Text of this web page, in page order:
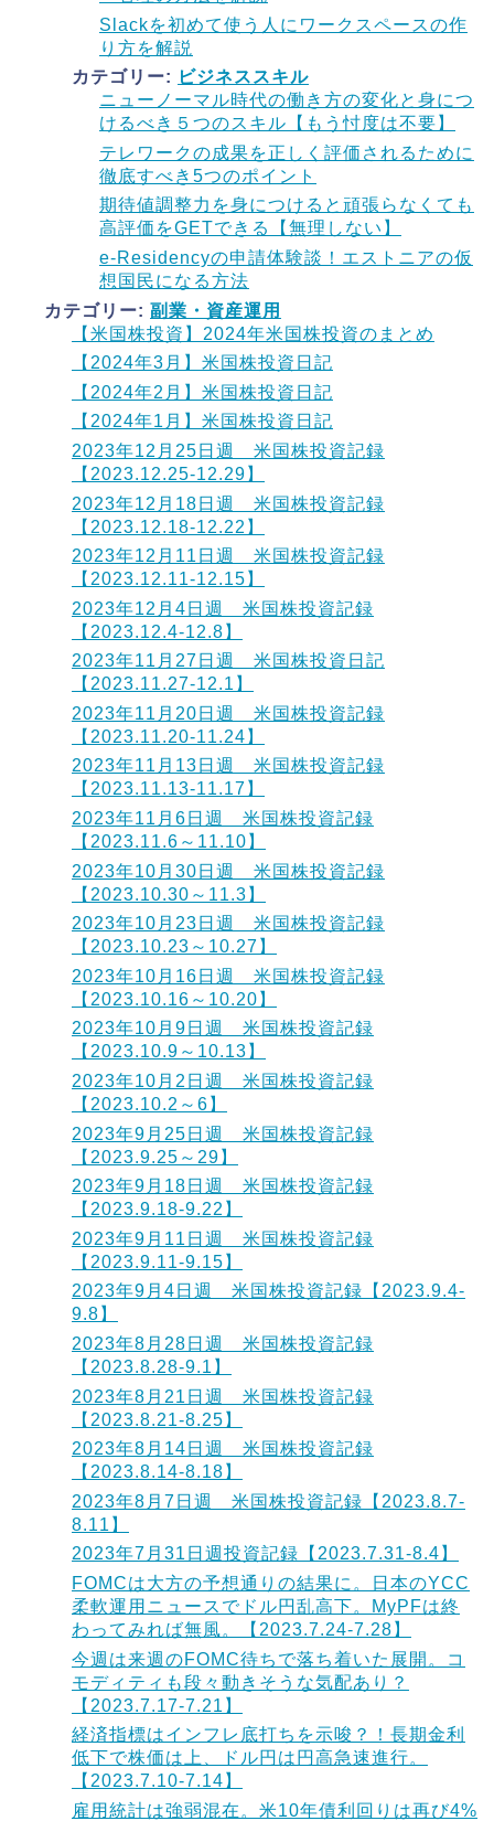
Slackを初めて使う人にワークスペースの作
り方を解説
カテゴリー: ビジネススキル
ニューノーマル時代の働き方の変化と身につ
けるべき５つのスキル【もう忖度は不要】
テレワークの成果を正しく評価されるために
徹底すべき5つのポイント
期待値調整力を身につけると頑張らなくても
高評価をGETできる【無理しない】
e-Residencyの申請体験談！エストニアの仮
想国民になる方法
カテゴリー: 副業・資産運用
【米国株投資】2024年米国株投資のまとめ
【2024年3月】米国株投資日記
【2024年2月】米国株投資日記
【2024年1月】米国株投資日記
2023年12月25日週 米国株投資記録
【2023.12.25-12.29】
2023年12月18日週 米国株投資記録
【2023.12.18-12.22】
2023年12月11日週 米国株投資記録
【2023.12.11-12.15】
2023年12月4日週 米国株投資記録
【2023.12.4-12.8】
2023年11月27日週 米国株投資日記
【2023.11.27-12.1】
2023年11月20日週 米国株投資記録
【2023.11.20-11.24】
2023年11月13日週 米国株投資記録
【2023.11.13-11.17】
2023年11月6日週 米国株投資記録
【2023.11.6～11.10】
2023年10月30日週 米国株投資記録
【2023.10.30～11.3】
2023年10月23日週 米国株投資記録
【2023.10.23～10.27】
2023年10月16日週 米国株投資記録
【2023.10.16～10.20】
2023年10月9日週 米国株投資記録
【2023.10.9～10.13】
2023年10月2日週 米国株投資記録
【2023.10.2～6】
2023年9月25日週 米国株投資記録
【2023.9.25～29】
2023年9月18日週 米国株投資記録
【2023.9.18-9.22】
2023年9月11日週 米国株投資記録
【2023.9.11-9.15】
2023年9月4日週 米国株投資記録【2023.9.4-
9.8】
2023年8月28日週 米国株投資記録
【2023.8.28-9.1】
2023年8月21日週 米国株投資記録
【2023.8.21-8.25】
2023年8月14日週 米国株投資記録
【2023.8.14-8.18】
2023年8月7日週 米国株投資記録【2023.8.7-
8.11】
2023年7月31日週投資記録【2023.7.31-8.4】
FOMCは大方の予想通りの結果に。日本のYCC
柔軟運用ニュースでドル円乱高下。MyPFは終
わってみれば無風。【2023.7.24-7.28】
今週は来週のFOMC待ちで落ち着いた展開。コ
モディティも段々動きそうな気配あり？
【2023.7.17-7.21】
経済指標はインフレ底打ちを示唆？！長期金利
低下で株価は上、ドル円は円高急速進行。
【2023.7.10-7.14】
雇用統計は強弱混在。米10年債利回りは再び4%